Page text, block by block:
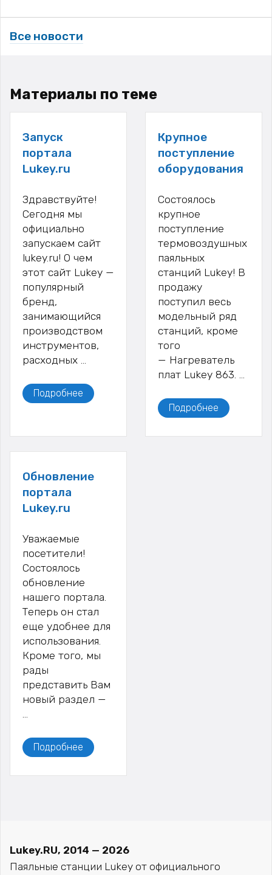
Все новости
Материалы по теме
Запуск
портала
Lukey.ru
Здравствуйте!
Сегодня мы
официально
запускаем сайт
lukey.ru! О чем
этот сайт Lukey —
популярный
бренд,
занимающийся
производством
инструментов,
расходных …
Подробнее
Крупное
поступление
оборудования
Состоялось
крупное
поступление
термовоздушных
паяльных
станций Lukey! В
продажу
поступил весь
модельный ряд
станций, кроме
того
— Нагреватель
плат Lukey 863. …
Подробнее
Обновление
портала
Lukey.ru
Уважаемые
посетители!
Состоялось
обновление
нашего портала.
Теперь он стал
еще удобнее для
использования.
Кроме того, мы
рады
представить Вам
новый раздел —
…
Подробнее
Lukey.RU, 2014 — 2026
Паяльные станции Lukey от официального